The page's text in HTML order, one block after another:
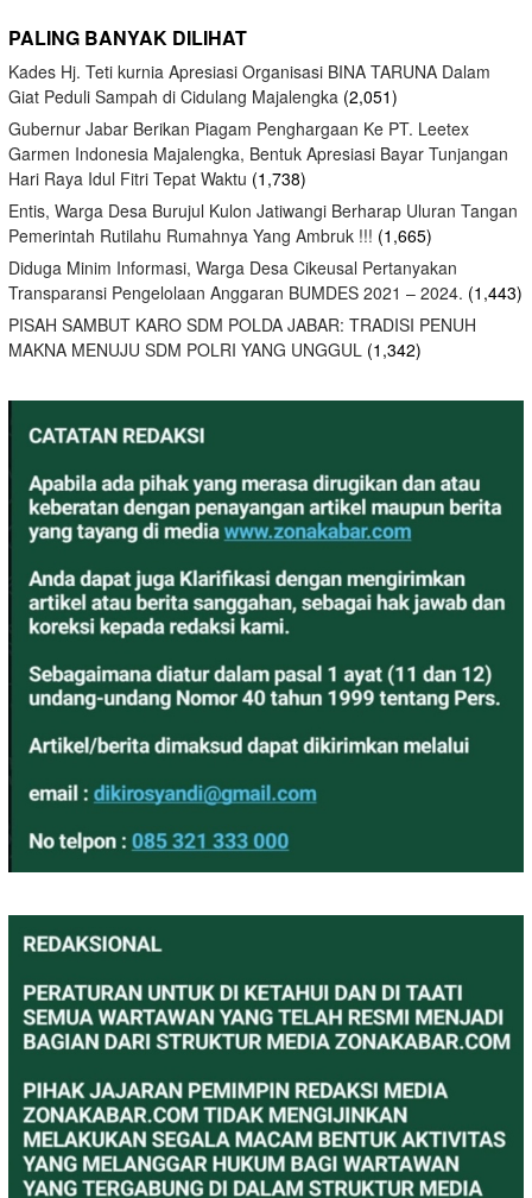
PALING BANYAK DILIHAT
Kades Hj. Teti kurnia Apresiasi Organisasi BINA TARUNA Dalam
Giat Peduli Sampah di Cidulang Majalengka (2,051)
Gubernur Jabar Berikan Piagam Penghargaan Ke PT. Leetex
Garmen Indonesia Majalengka, Bentuk Apresiasi Bayar Tunjangan
Hari Raya Idul Fitri Tepat Waktu (1,738)
Entis, Warga Desa Burujul Kulon Jatiwangi Berharap Uluran Tangan
Pemerintah Rutilahu Rumahnya Yang Ambruk !!! (1,665)
Diduga Minim Informasi, Warga Desa Cikeusal Pertanyakan
Transparansi Pengelolaan Anggaran BUMDES 2021 – 2024. (1,443)
PISAH SAMBUT KARO SDM POLDA JABAR: TRADISI PENUH
MAKNA MENUJU SDM POLRI YANG UNGGUL (1,342)